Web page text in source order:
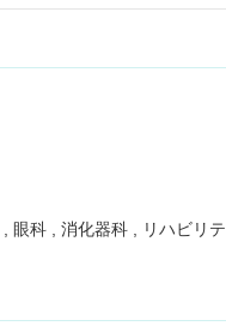
眼科 消化器科
リハビリ